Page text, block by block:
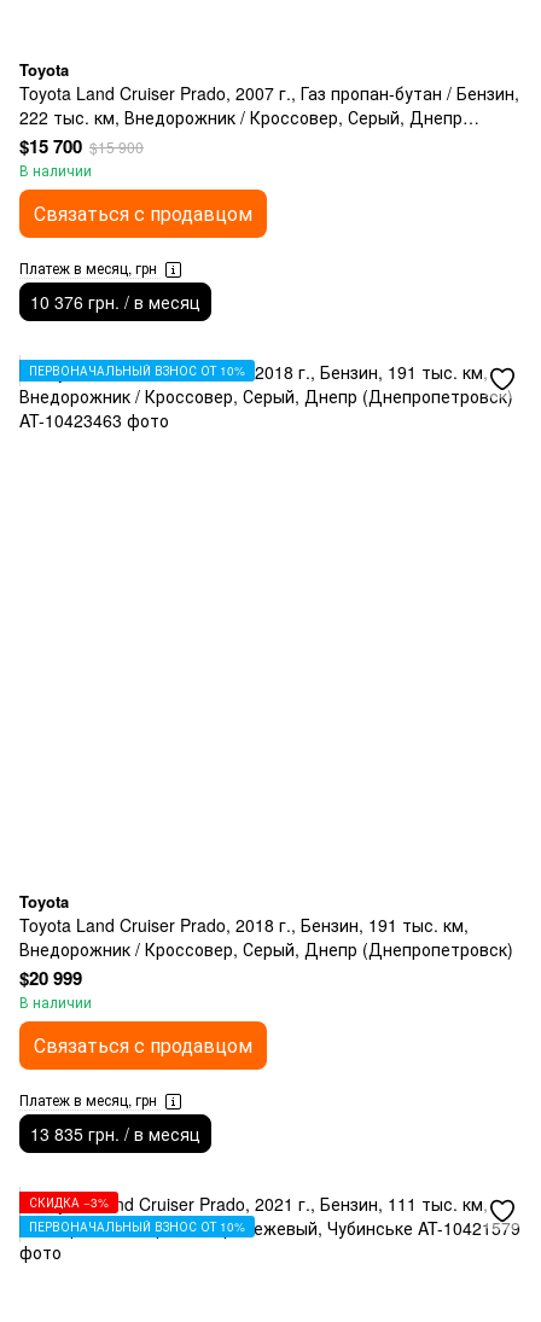
Toyota
Toyota Land Cruiser Prado, 2007 г., Газ пропан-бутан / Бензин,
222 тыс. км, Внедорожник / Кроссовер, Серый, Днепр
(Днепропетровск)
$15 700 $15 900
В наличии
Связаться с продавцом
Платеж в месяц, грн
10 376 грн. / в месяц
ПЕРВОНАЧАЛЬНЫЙ ВЗНОС ОТ 10%
Toyota
Toyota Land Cruiser Prado, 2018 г., Бензин, 191 тыс. км,
Внедорожник / Кроссовер, Серый, Днепр (Днепропетровск)
$20 999
В наличии
Связаться с продавцом
Платеж в месяц, грн
13 835 грн. / в месяц
СКИДКА −3%
ПЕРВОНАЧАЛЬНЫЙ ВЗНОС ОТ 10%